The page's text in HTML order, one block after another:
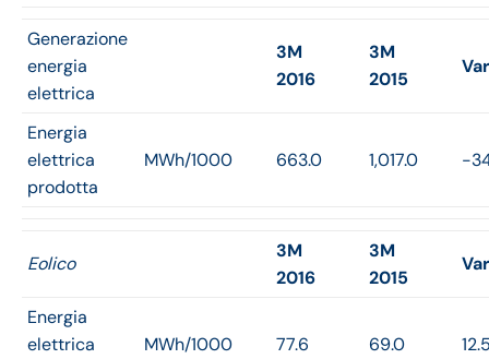
Generazione
energia
elettrica
3M
2016
3M
2015
Energia
elettrica
prodotta
MWh/1000 663.0 1,017.0 -
Eolico
3M
2016
3M
2015
Energia
elettrica
MWh/1000 77.6 69.0